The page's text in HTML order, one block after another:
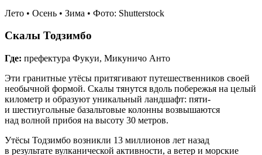
Лето • Осень • Зима • Фото: Shutterstock
Скалы Тодзимбо
Где: префектура Фукуи, Микуничо Анто
Эти гранитные утёсы притягивают путешественников своей
необычной формой. Скалы тянутся вдоль побережья на целый
километр и образуют уникальный ландшафт: пяти-
и шестиугольные базальтовые колонны возвышаются
над волной прибоя на высоту 30 метров.
Утёсы Тодзимбо возникли 13 миллионов лет назад
в результате вулканической активности, а ветер и морские